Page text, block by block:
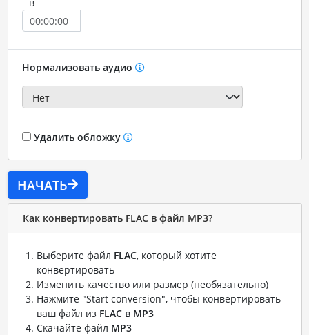
Нормализовать аудио
Удалить обложку
НАЧАТЬ
Как конвертировать FLAC в файл MP3?
Выберите файл FLAC, который хотите
конвертировать
Изменить качество или размер (необязательно)
Нажмите "Start conversion", чтобы конвертировать
ваш файл из FLAC в MP3
Скачайте файл MP3